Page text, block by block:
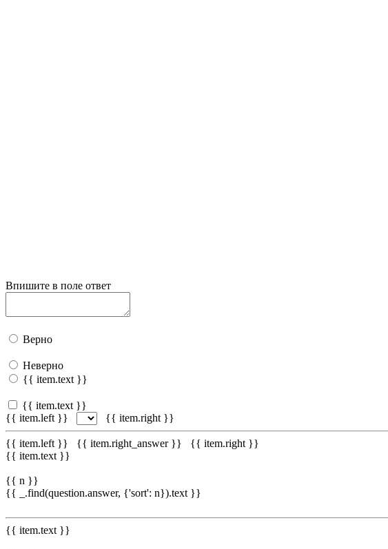
Впишите в поле ответ
Верно
Неверно
{{ item.text }}
{{ item.text }}
{{ item.left }}
{{ item.right }}
{{ item.left }} {{ item.right_answer }}
{{ item.right }}
{{ item.text }}
{{ n }}
{{ _.find(question.answer, {'sort': n}).text }}
{{ item.text }}